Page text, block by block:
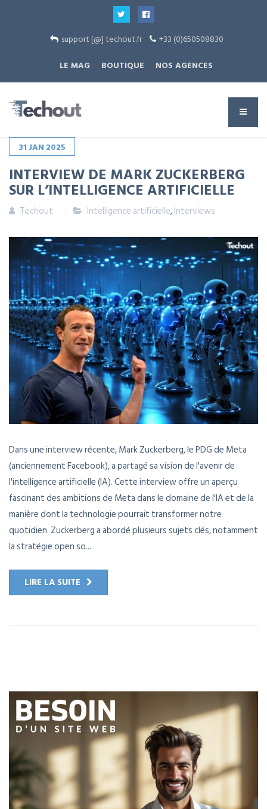
support [@] techout.fr
+33 (0)650508830
LE MAG
BOUTIQUE NOS AGENCES
31 JAN 2025
INTERVIEW DE MARK ZUCKERBERG
SUR L’INTELLIGENCE ARTIFICIELLE
Techout Intelligence artificielle,Interviews
Dans une interview récente, Mark Zuckerberg, le PDG de Meta
(anciennement Facebook), a partagé sa vision de l'avenir de
l'intelligence artificielle (IA). Cette interview offre un aperçu
fascinant des ambitions de Meta dans le domaine de l'IA et de la
manière dont la technologie pourrait transformer notre
quotidien. Zuckerberg a abordé plusieurs sujets clés, notamment
la stratégie open so...
LIRE LA SUITE